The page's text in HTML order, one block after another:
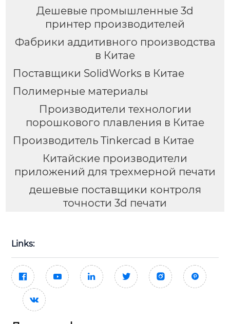
Дешевые промышленные 3d
принтер производителей
Фабрики аддитивного производства
в Китае
Поставщики SolidWorks в Китае
Полимерные материалы
Производители технологии
порошкового плавления в Китае
Производитель Tinkercad в Китае
Китайские производители
приложений для трехмерной печати
дешевые поставщики контроля
точности 3d печати
Links:
     
